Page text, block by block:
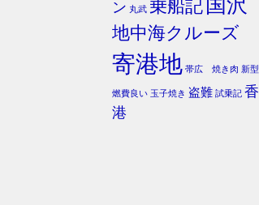
ン 丸武 乗船記 国沢
地中海クルーズ
寄港地 帯広 焼き肉 新型
燃費良い 玉子焼き 盗難 試乗記 香
港